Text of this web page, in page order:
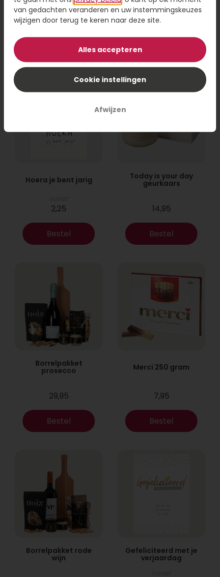
11,95 17,95
Hoera je bent jarig
2,25
Bestel
Today is your day
geurkaars
14,95
Bestel
Borrelpakket
prosecco
29,95
Bestel
Merci 250 gram
7,95
Bestel
Borrelpakket rode
wijn
Gefeliciteerd met je
verjaardag
van gedachten veranderen en uw instemmingskeuzes
wijzigen door terug te keren naar deze site.
Alles accepteren
Cookie instellingen
Afwijzen